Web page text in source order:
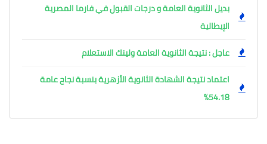
بديل الثانوية العامة و درجات القبول في فارما المصرية
الإيطالية
عاجل : نتيجة الثانوية العامة ولينك الاستعلام
اعتماد نتيجة الشهادة الثانوية الأزهرية بنسبة نجاح عامة
54.18%